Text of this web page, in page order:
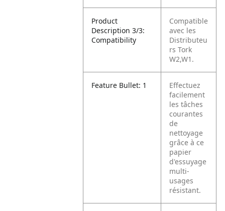
Product
Description 3/3:
Compatibility
Compatible
avec les
Distributeu
rs Tork
W2,W1.
Feature Bullet: 1
Effectuez
facilement
les tâches
courantes
de
nettoyage
grâce à ce
papier
d'essuyage
multi-
usages
résistant.